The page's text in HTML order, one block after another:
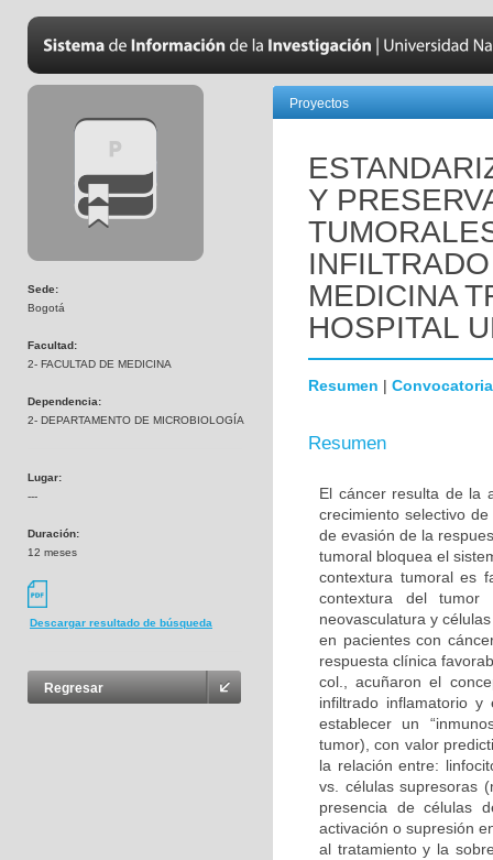
Sede:
Bogotá
Facultad:
2- FACULTAD DE MEDICINA
Dependencia:
2- DEPARTAMENTO DE MICROBIOLOGÍA
Lugar:
---
Duración:
12 meses
Descargar resultado de búsqueda
Regresar
Proyectos
Y
MEDICINA
HOSPITAL
Resumen | Convocatoria
Resumen
El cáncer resulta de la
crecimiento selectivo
de evasión de la
tumoral bloquea el
contextura tumoral es
contextura del tumor
neovasculatura y
en pacientes con
respuesta clínica
col., acuñaron el
infiltrado inflamatorio
establecer un
tumor), con valor
la relación entre:
vs. células supresoras
presencia de células
activación o supresión
al tratamiento y la